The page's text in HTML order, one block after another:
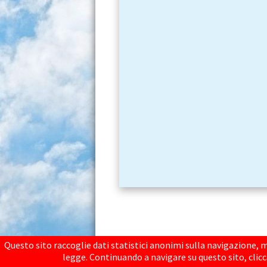
Questo sito raccoglie dati statistici anonimi sulla navigazione,
legge. Continuando a navigare su questo sito,
EDIZIONI SEGNO - Via